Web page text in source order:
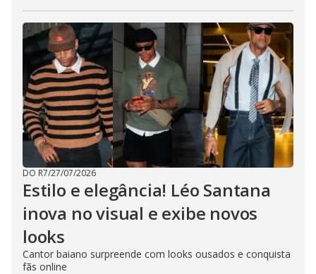
DO R7/27/07/2026
Estilo e elegância! Léo Santana
inova no visual e exibe novos
looks
Cantor baiano surpreende com looks ousados e conquista
fãs online